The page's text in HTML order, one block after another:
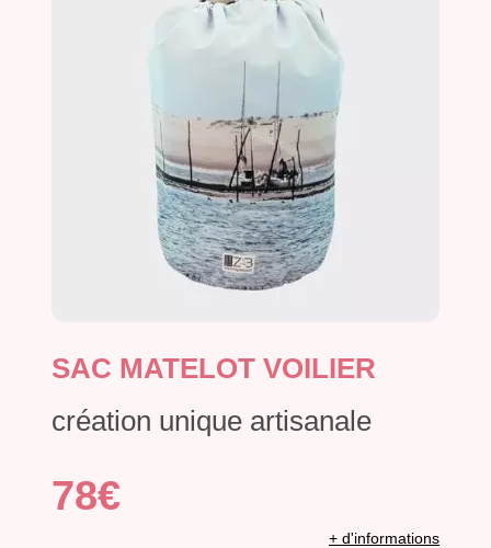
SAC MATELOT VOILIER
création unique artisanale
78€
+ d'informations